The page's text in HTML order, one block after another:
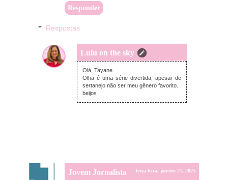
Responder
Respostas
Lulu on the sky
domingo, janeiro 26, 2025
Olá, Tayane.
Olha é uma série divertida, apesar de
sertanejo não ser meu gênero favorito.
beijos
Jovem Jornalista terça-feira, janeiro 21, 2025